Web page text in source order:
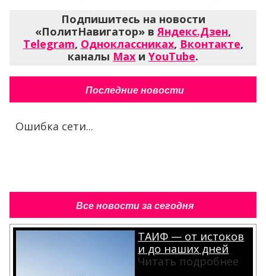
Подпишитесь на новости
«ПолитНавигатор» вЯндекс.Дзен,
Telegram, Одноклассниках, Вконтакте,
каналы Max и YouTube.
Последние новости
Ошибка сети...
Все новости за сегодня
ТАИФ — от истоков
и до наших дней
Читать подробнее